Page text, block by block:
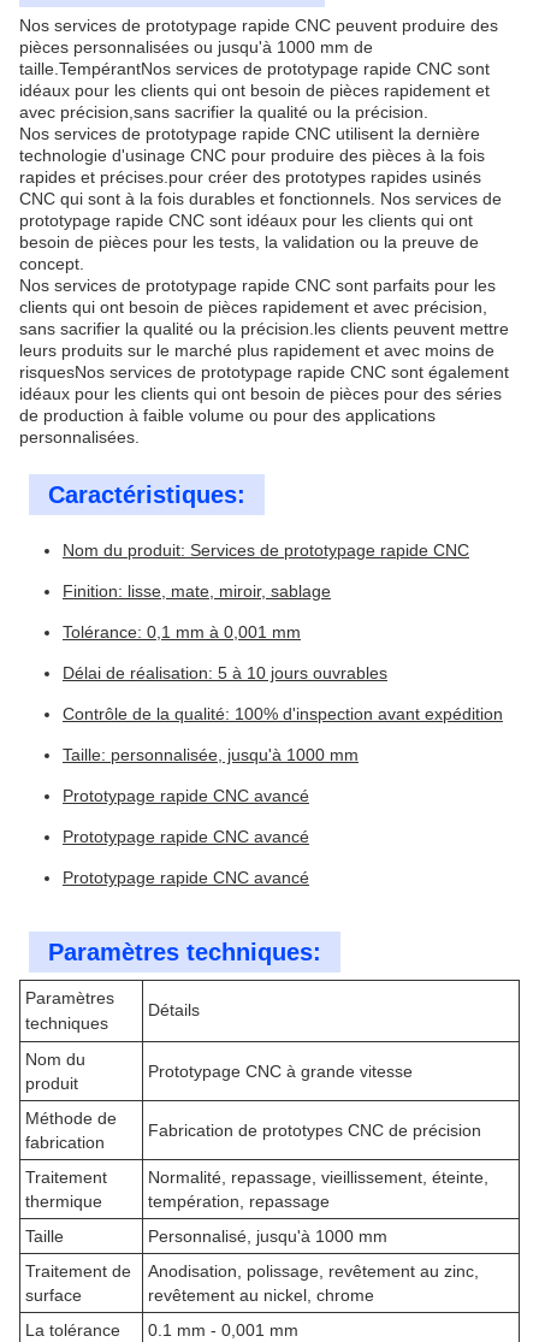
Nos services de prototypage rapide CNC peuvent produire des
pièces personnalisées ou jusqu'à 1000 mm de
taille.TempérantNos services de prototypage rapide CNC sont
idéaux pour les clients qui ont besoin de pièces rapidement et
avec précision,sans sacrifier la qualité ou la précision.
Nos services de prototypage rapide CNC utilisent la dernière
technologie d'usinage CNC pour produire des pièces à la fois
rapides et précises.pour créer des prototypes rapides usinés
CNC qui sont à la fois durables et fonctionnels. Nos services de
prototypage rapide CNC sont idéaux pour les clients qui ont
besoin de pièces pour les tests, la validation ou la preuve de
concept.
Nos services de prototypage rapide CNC sont parfaits pour les
clients qui ont besoin de pièces rapidement et avec précision,
sans sacrifier la qualité ou la précision.les clients peuvent mettre
leurs produits sur le marché plus rapidement et avec moins de
risquesNos services de prototypage rapide CNC sont également
idéaux pour les clients qui ont besoin de pièces pour des séries
de production à faible volume ou pour des applications
personnalisées.
Caractéristiques:
Nom du produit: Services de prototypage rapide CNC
Finition: lisse, mate, miroir, sablage
Tolérance: 0,1 mm à 0,001 mm
Délai de réalisation: 5 à 10 jours ouvrables
Contrôle de la qualité: 100% d'inspection avant expédition
Taille: personnalisée, jusqu'à 1000 mm
Prototypage rapide CNC avancé
Prototypage rapide CNC avancé
Prototypage rapide CNC avancé
Paramètres techniques:
Paramètres
techniques
Détails
Nom du
produit
Prototypage CNC à grande vitesse
Méthode de
fabrication
Fabrication de prototypes CNC de précision
Traitement
thermique
Normalité, repassage, vieillissement, éteinte,
températion, repassage
Taille
Personnalisé, jusqu'à 1000 mm
Traitement de
surface
Anodisation, polissage, revêtement au zinc,
revêtement au nickel, chrome
La tolérance
0.1 mm - 0,001 mm